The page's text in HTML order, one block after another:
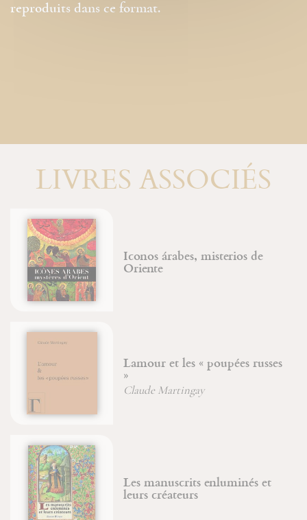
reproduits dans ce format.
LIVRES ASSOCIÉS
Iconos árabes, misterios de
Oriente
Lamour et les « poupées russes
»
Claude Martingay
Les manuscrits enluminés et
leurs créateurs